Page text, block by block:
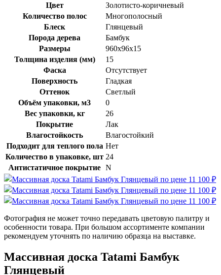
Цвет
Золотисто-коричневый
Количество полос
Многополосный
Блеск
Глянцевый
Порода дерева
Бамбук
Размеры
960x96x15
Толщина изделия (мм)
15
Фаска
Отсутствует
Поверхность
Гладкая
Оттенок
Светлый
Объём упаковки, м3
0
Вес упаковки, кг
26
Покрытие
Лак
Влагостойкость
Влагостойкий
Подходит для теплого пола Нет
Количество в упаковке, шт 24
Антистатичное покрытие N
Фотография не может точно передавать цветовую палитру и
особенности товара. При большом ассортименте компании
рекомендуем уточнять по наличию образца на выставке.
Массивная доска Tatami Бамбук
Глянцевый